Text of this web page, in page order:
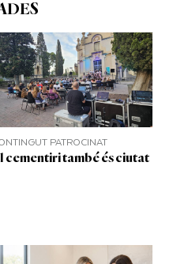
PATROCINAT
cementiri també és ciutat